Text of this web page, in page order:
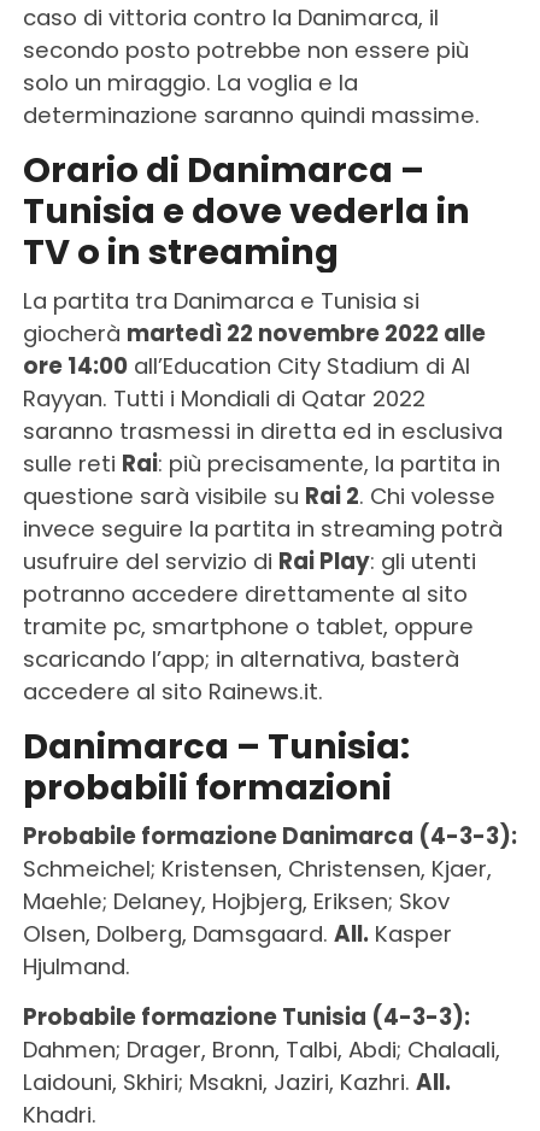
caso di vittoria contro la Danimarca, il
secondo posto potrebbe non essere più
solo un miraggio. La voglia e la
determinazione saranno quindi massime.
Orario di Danimarca –
Tunisia e dove vederla in
TV o in streaming
La partita tra Danimarca e Tunisia si
giocherà martedì 22 novembre 2022 alle
ore 14:00all’Education City Stadium di Al
Rayyan. Tutti i Mondiali di Qatar 2022
saranno trasmessi in diretta ed in esclusiva
sulle reti Rai: più precisamente, la partita in
questione sarà visibile su Rai 2. Chi volesse
invece seguire la partita in streaming potrà
usufruire del servizio di Rai Play: gli utenti
potranno accedere direttamente al sito
tramite pc, smartphone o tablet, oppure
scaricando l’app; in alternativa, basterà
accedere al sito Rainews.it.
Danimarca – Tunisia:
probabili formazioni
Probabile formazione Danimarca (4-3-3):
Schmeichel; Kristensen, Christensen, Kjaer,
Maehle; Delaney, Hojbjerg, Eriksen; Skov
Olsen, Dolberg, Damsgaard. All. Kasper
Hjulmand.
Probabile formazione Tunisia (4-3-3):
Dahmen; Drager, Bronn, Talbi, Abdi; Chalaali,
Laidouni, Skhiri; Msakni, Jaziri, Kazhri. All.
Khadri.